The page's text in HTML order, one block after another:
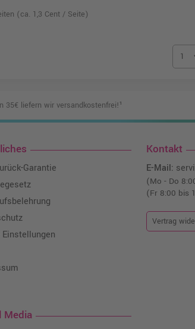
(ca. 1,3 Cent / Seite)
35€ liefern wir versandkostenfrei!¹
Garantie
Einstellungen
Kontakt
E-Mail:
(Mo - Do
(Fr 8:00 bis
Vertrag
Media